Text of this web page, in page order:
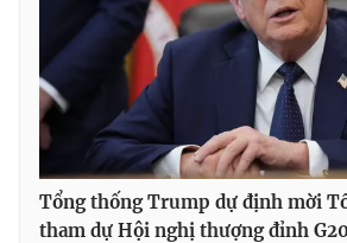
Tổng thống Trump dự định mời
tham dự Hội nghị thượng đỉnh G20